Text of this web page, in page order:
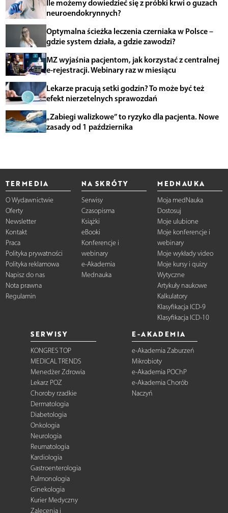
Ile możemy dowiedzieć się z próbki krwi o guzach
neuroendokrynnych?
Optymalna ścieżka leczenia czerniaka w Polsce –
gdzie system działa, a gdzie zawodzi?
MZ wyjaśnia pacjentom, jak korzystać z centralnej
e-rejestracji. Webinary raz w miesiącu
Lekarze pracują setki godzin? To może być też
efekt nierzetelnych sprawozdań
„Zabiegi walizkowe” to ryzyko dla pacjenta. Nowe
zasady od 1 października
TERMEDIA
O Wydawnictwie
Oferty
Newsletter
Kontakt
Praca
Polityka prywatności
Polityka reklamowa
Napisz do nas
Nota prawna
Regulamin
NA SKRÓTY
Serwisy
Czasopisma
Książki
eBooki
Konferencje i
webinary
e-Akademia
Mednauka
MEDNAUKA
Moja medNauka
Dostosuj
Moje ulubione
Moje konferencje i
webinary
Moje wykłady video
Moje kursy i quizy
Wytyczne
Artykuły naukowe
Kalkulatory
Klasyfikacja ICD-9
Klasyfikacja ICD-10
SERWISY
KONGRES TOP
MEDICAL TRENDS
Menedżer Zdrowia
Lekarz POZ
Choroby rzadkie
Dermatologia
Diabetologia
Onkologia
Neurologia
Reumatologia
Kardiologia
Gastroenterologia
Pulmonologia
Ginekologia
Kurier Medyczny
Zalecenia i
E-AKADEMIA
e-Akademia Zaburzeń
Mikrobioty
e-Akademia POChP
e-Akademia Chorób
Naczyń